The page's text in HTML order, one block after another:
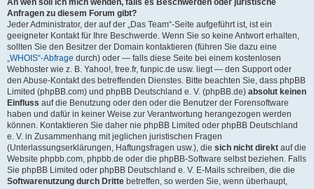
An wen soll ich mich wenden, falls es Beschwerden oder juristische
Anfragen zu diesem Forum gibt?
Jeder Administrator, der auf der „Das Team“-Seite aufgeführt ist, ist ein
geeigneter Kontakt für Ihre Beschwerde. Wenn Sie so keine Antwort erhalten,
sollten Sie den Besitzer der Domain kontaktieren (führen Sie dazu eine
„WHOIS“-Abfrage durch) oder — falls diese Seite bei einem kostenlosen
Webhoster wie z. B. Yahoo!, free.fr, funpic.de usw. liegt — den Support oder
den Abuse-Kontakt des betreffenden Dienstes. Bitte beachten Sie, dass phpBB
Limited (phpBB.com) und phpBB Deutschland e. V. (phpBB.de) absolut keinen
Einfluss auf die Benutzung oder den oder die Benutzer der Forensoftware
haben und dafür in keiner Weise zur Verantwortung herangezogen werden
können. Kontaktieren Sie daher nie phpBB Limited oder phpBB Deutschland
e. V. in Zusammenhang mit jeglichen juristischen Fragen
(Unterlassungserklärungen, Haftungsfragen usw.), die sich nicht direkt auf die
Website phpbb.com, phpbb.de oder die phpBB-Software selbst beziehen. Falls
Sie phpBB Limited oder phpBB Deutschland e. V. E-Mails schreiben, die die
Softwarenutzung durch Dritte betreffen, so werden Sie, wenn überhaupt,